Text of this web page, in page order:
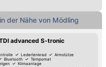
der Nähe von Mödling
advanced S-tronic
Lederlenkrad
Armstütze
Bluetooth
Tempomat
Klimaanlage